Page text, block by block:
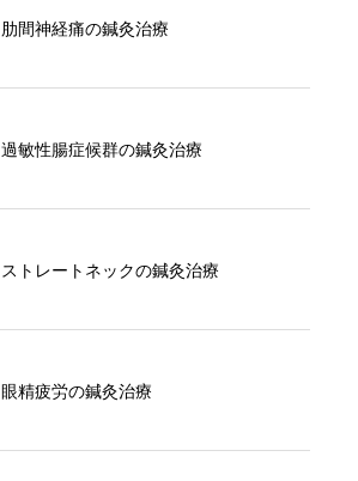
肋間神経痛の鍼灸治療
過敏性腸症候群の鍼灸治療
ストレートネックの鍼灸治療
眼精疲労の鍼灸治療